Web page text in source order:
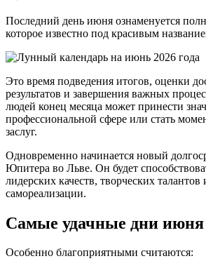
Последний день июня ознаменуется
которое известно под красивым
Это время подведения итогов, оценки
результатов и завершения важных
людей конец месяца может принести
профессиональной сфере или стать
заслуг.
Одновременно начинается новый
Юпитера во Льве. Он будет
лидерских качеств, творческих талантов
самореализации.
Самые удачные дни июня
Особенно благоприятными считаются: